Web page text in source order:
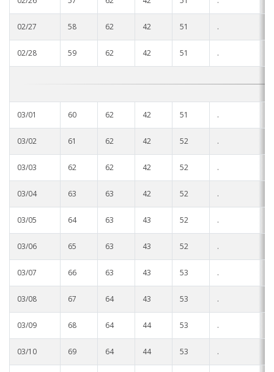
02/27 58 62 42 51 .
02/28 59 62 42 51 .
03/01 60 62 42 51 .
03/02 61 62 42 52 .
03/03 62 62 42 52 .
03/04 63 63 42 52 .
03/05 64 63 43 52 .
03/06 65 63 43 52 .
03/07 66 63 43 53 .
03/08 67 64 43 53 .
03/09 68 64 44 53 .
03/10 69 64 44 53 .